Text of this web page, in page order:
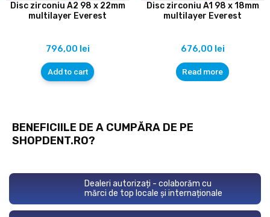
Disc zirconiu A2 98 x 22mm
multilayer Everest
796,00 lei
Add to cart
Disc zirconiu A1 98 x 18mm
multilayer Everest
676,00 lei
Read more
BENEFICIILE DE A CUMPĂRA DE PE
SHOPDENT.RO?
Dealeri autorizați - colaborăm cu
mărci de top locale și internaționale